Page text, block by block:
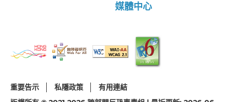
媒體中心
重要告示 私隱政策
有用連結